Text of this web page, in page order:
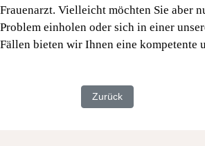
Frauenarzt. Vielleicht möchten Sie aber
Problem einholen oder sich in einer
Fällen bieten wir Ihnen eine kompetente
Vorheriger Beitrag: OP-
Zurück